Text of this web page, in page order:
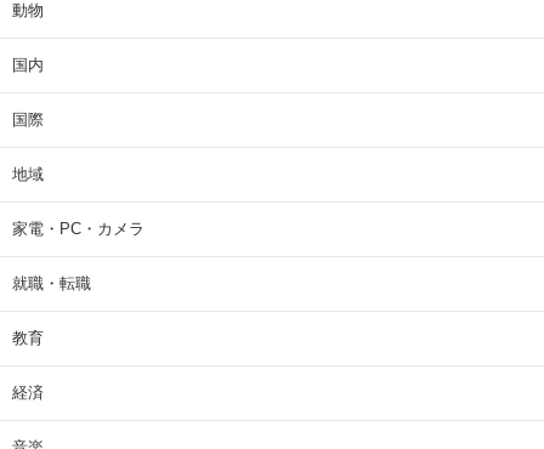
動物
国内
国際
地域
家電・PC・カメラ
就職・転職
教育
経済